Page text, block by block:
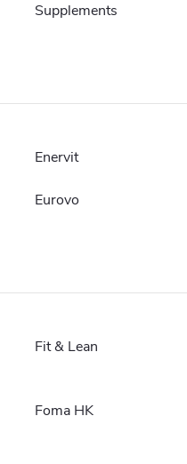
Supplements
Enervit
Eurovo
Fit & Lean
Foma HK